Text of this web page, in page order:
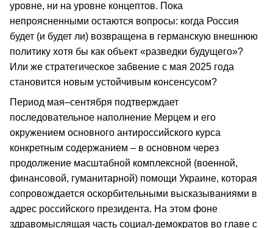
уровне, ни на уровне концептов. Пока
непроясненными остаются вопросы: когда Россия
будет (и будет ли) возвращена в германскую внешнюю
политику хотя бы как объект «разведки будущего»?
Или же стратегическое забвение с мая 2025 года
становится новым устойчивым консенсусом?
Период мая–сентября подтверждает
последовательное наполнение Мерцем и его
окружением основного антироссийского курса
конкретным содержанием – в основном через
продолжение масштабной комплексной (военной,
финансовой, гуманитарной) помощи Украине, которая
сопровождается оскорбительными высказываниями в
адрес российского президента. На этом фоне
здравомыслящая часть социал-демократов во главе с